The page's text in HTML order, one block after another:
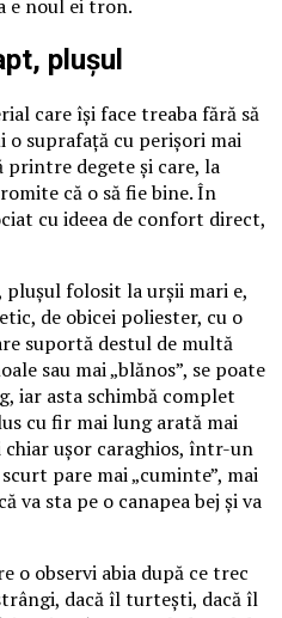
e noul ei tron.
plușul
care își face treaba fără să
o suprafață cu perișori mai
degete și care, la
că o să fie bine. În
cu ideea de confort direct,
folosit la urșii mari e,
de obicei poliester, cu o
suportă destul de multă
sau mai „blănos”, se poate
iar asta schimbă complet
cu fir mai lung arată mai
chiar ușor caraghios, într-un
pare mai „cuminte”, mai
va sta pe o canapea bej și va
o observi abia după ce trec
dacă îl turtești, dacă îl